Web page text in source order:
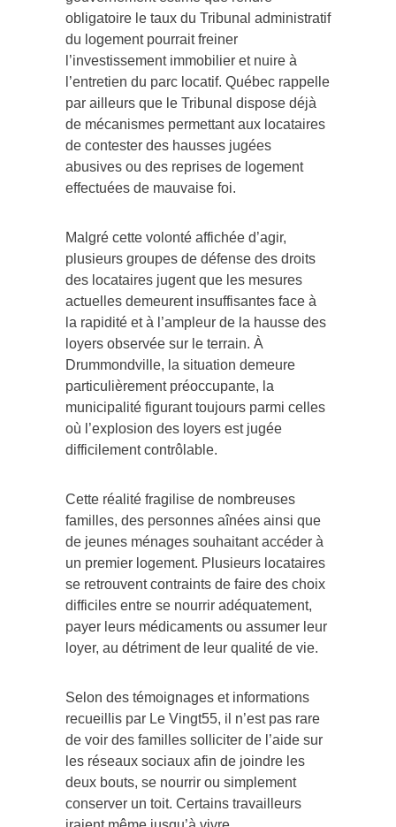
obligatoire le taux du Tribunal administratif
du logement pourrait freiner
l’investissement immobilier et nuire à
l’entretien du parc locatif. Québec rappelle
par ailleurs que le Tribunal dispose déjà
de mécanismes permettant aux locataires
de contester des hausses jugées
abusives ou des reprises de logement
effectuées de mauvaise foi.
Malgré cette volonté affichée d’agir,
plusieurs groupes de défense des droits
des locataires jugent que les mesures
actuelles demeurent insuffisantes face à
la rapidité et à l’ampleur de la hausse des
loyers observée sur le terrain. À
Drummondville, la situation demeure
particulièrement préoccupante, la
municipalité figurant toujours parmi celles
où l’explosion des loyers est jugée
difficilement contrôlable.
Cette réalité fragilise de nombreuses
familles, des personnes aînées ainsi que
de jeunes ménages souhaitant accéder à
un premier logement. Plusieurs locataires
se retrouvent contraints de faire des choix
difficiles entre se nourrir adéquatement,
payer leurs médicaments ou assumer leur
loyer, au détriment de leur qualité de vie.
Selon des témoignages et informations
recueillis par Le Vingt55, il n’est pas rare
de voir des familles solliciter de l’aide sur
les réseaux sociaux afin de joindre les
deux bouts, se nourrir ou simplement
conserver un toit. Certains travailleurs